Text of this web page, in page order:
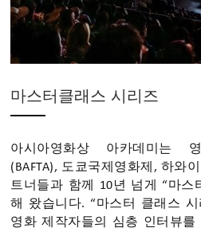
마스터클래스 시리즈
아시아영화상 아카데미는 영
(BAFTA), 도쿄국제영화제, 하와
트너들과 함께 10년 넘게 “마스
해 왔습니다. “마스터 클래스
영화 제작자들의 심층 인터뷰